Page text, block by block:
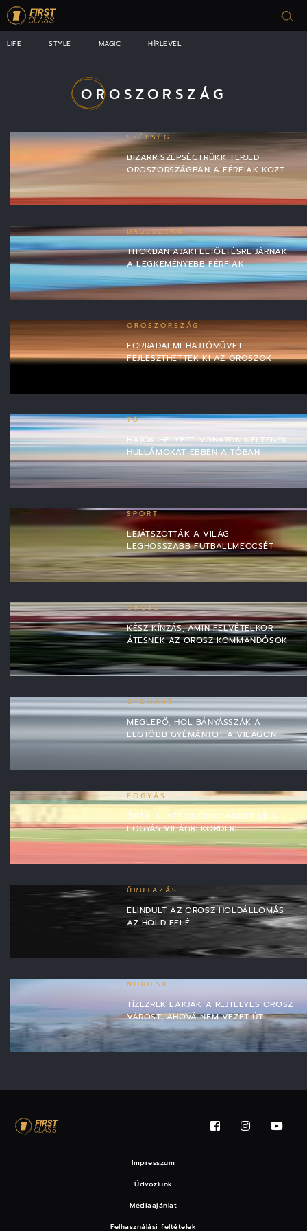
LIFE STYLE MAGIC HÍRLEVÉL
OROSZORSZÁG
SZÉPSÉG
BIZARR SZÉPSÉGTRÜKK TERJED
OROSZORSZÁGBAN A FÉRFIAK KÖZT
DAGESZTÁN
TITOKBAN AJAKFELTÖLTÉSRE JÁRNAK
A LEGKEMÉNYEBB FÉRFIAK
OROSZORSZÁG
FORRADALMI HAJTÓMŰVET
FEJLESZTHETTEK KI AZ OROSZOK
TÓ
HAJÓK HELYETT VONATOK KELTENEK
HULLÁMOKAT EBBEN A TÓBAN
SPORT
LEJÁTSZOTTÁK A VILÁG
LEGHOSSZABB FUTBALLMECCSÉT
OROSZ
KÉSZ KÍNZÁS, AMIN FELVÉTELKOR
ÁTESNEK AZ OROSZ KOMMANDÓSOK
GYÉMÁNT
MEGLEPŐ, HOL BÁNYÁSSZÁK A
LEGTÖBB GYÉMÁNTOT A VILÁGON
FOGYÁS
ÓRÁK ALATT KILÓKAT ADOTT LE A
FOGYÁS VILÁGREKORDERE
ŰRUTAZÁS
ELINDULT AZ OROSZ HOLDÁLLOMÁS
AZ HOLD FELÉ
NORILSK
TÍZEZREK LAKJÁK A REJTÉLYES OROSZ
VÁROST, AHOVÁ NEM VEZET ÚT
Impresszum
Üdvözlünk
Médiaajánlat
Felhasználási feltételek